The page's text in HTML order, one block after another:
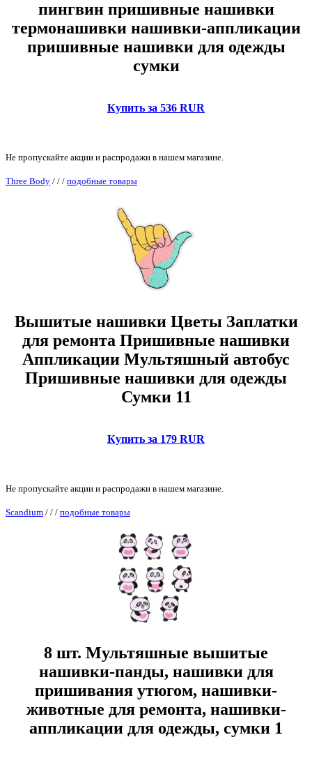
пингвин пришивные нашивки
термонашивки нашивки-аппликации
пришивные нашивки для одежды
сумки
Купить за 536 RUR
Не пропускайте акции и распродажи в нашем магазине.
Three Body / / / подобные товары
Вышитые нашивки Цветы Заплатки
для ремонта Пришивные нашивки
Аппликации Мультяшный автобус
Пришивные нашивки для одежды
Сумки 11
Купить за 179 RUR
Не пропускайте акции и распродажи в нашем магазине.
Scandium / / / подобные товары
8 шт. Мультяшные вышитые
нашивки-панды, нашивки для
пришивания утюгом, нашивки-
животные для ремонта, нашивки-
аппликации для одежды, сумки 1